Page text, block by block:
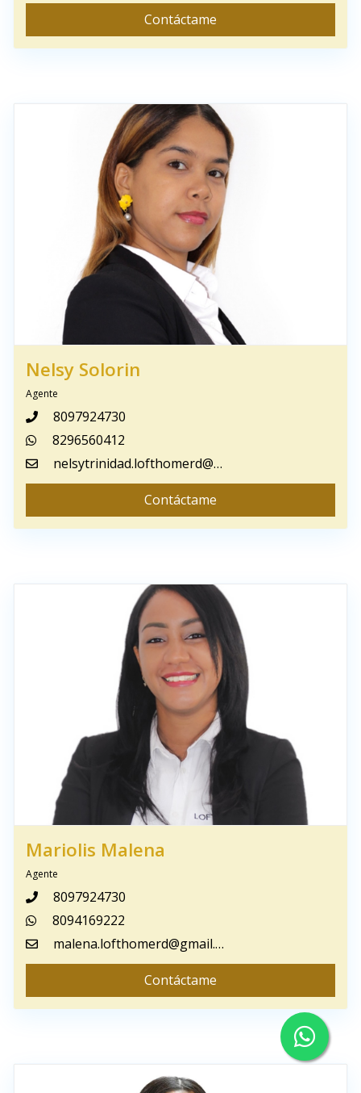
Contáctame
Nelsy Solorin
Agente
8097924730
8296560412
nelsytrinidad.lofthomerd@gmail.com
Contáctame
Mariolis Malena
Agente
8097924730
8094169222
malena.lofthomerd@gmail.com
Contáctame